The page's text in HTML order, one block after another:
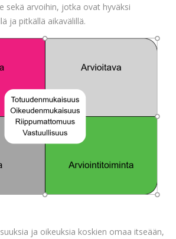
sekä arvoihin, jotka ovat hyväksi
ja pitkällä aikavälillä.
ja oikeuksia koskien omaa itseään,